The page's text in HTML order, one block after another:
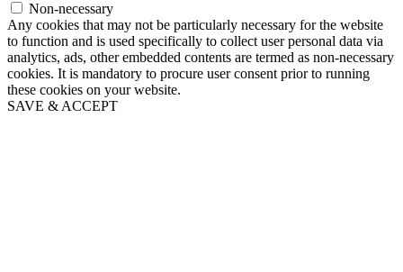
Non-necessary
Any cookies that may not be particularly necessary for the website
to function and is used specifically to collect user personal data via
analytics, ads, other embedded contents are termed as non-necessary
cookies. It is mandatory to procure user consent prior to running
these cookies on your website.
SAVE & ACCEPT